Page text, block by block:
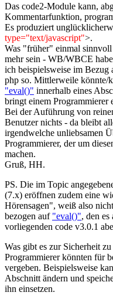
Das code2-Module kann,
Kommentarfunktion,
Es produziert
type="text/javascript">.
Was "früher" einmal
mehr sein - WB/WBCE
ich beispielsweise im Bezug
php so. Mittlerweile könnte/
"eval()" innerhalb eines
bringt einem Programmierer
Bei der Auführung von
Benutzer nichts - da bleibt
irgendwelche unliebsamen
Programmierer, der um
machen.
Gruß, HH.
PS. Die im Topic
(7.x) eröffnen zudem eine
Hörensagen", weiß also
bezogen auf "eval()", den
vorliegenden code v3.0.1
Was gibt es zur Sicherheit
Programmierer könnten für
vergeben. Beispielsweise
Abschnitt ändern und
ihn einsetzen.